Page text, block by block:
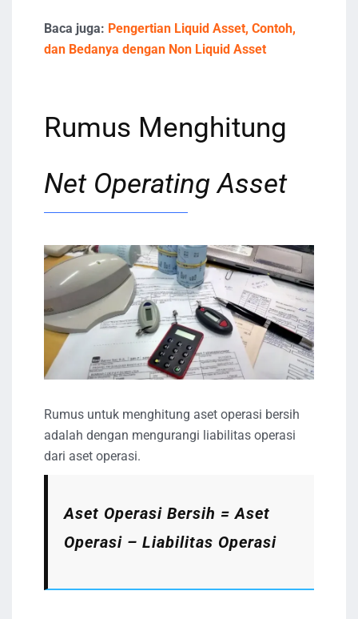
Baca juga: Pengertian Liquid Asset, Contoh,
dan Bedanya dengan Non Liquid Asset
Rumus Menghitung
Net Operating Asset
Rumus untuk menghitung aset operasi bersih
adalah dengan mengurangi liabilitas operasi
dari aset operasi.
Aset Operasi Bersih = Aset
Operasi – Liabilitas Operasi